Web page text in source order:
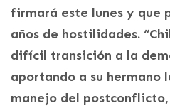
firmará este lunes y que
años de hostilidades.
difícil transición a la
aportando a su hermano
manejo del